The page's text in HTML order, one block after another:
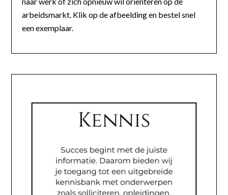
arbeidsmarkt. Klik op de afbeelding en bestel snel
een exemplaar.